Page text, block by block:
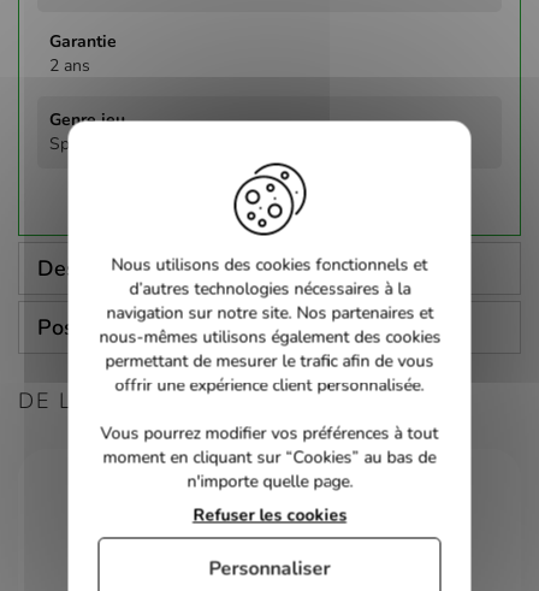
2 ans
Sport
Description
Poser une question
DE LA MÊME CONSOLE
Nous utilisons des cookies fonctionnels et
d’autres technologies nécessaires à la
navigation sur notre site. Nos partenaires et
nous-mêmes utilisons également des cookies
permettant de mesurer le trafic afin de vous
offrir une expérience client personnalisée.
Vous pourrez modifier vos préférences à tout
moment en cliquant sur “Cookies” au bas de
n'importe quelle page.
Refuser les cookies
Personnaliser